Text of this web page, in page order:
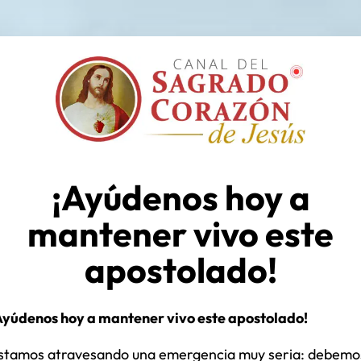
¡Ayúdenos hoy a
mantener vivo este
apostolado!
hoy a mantener vivo este apostolado!
atravesando una emergencia muy seria: